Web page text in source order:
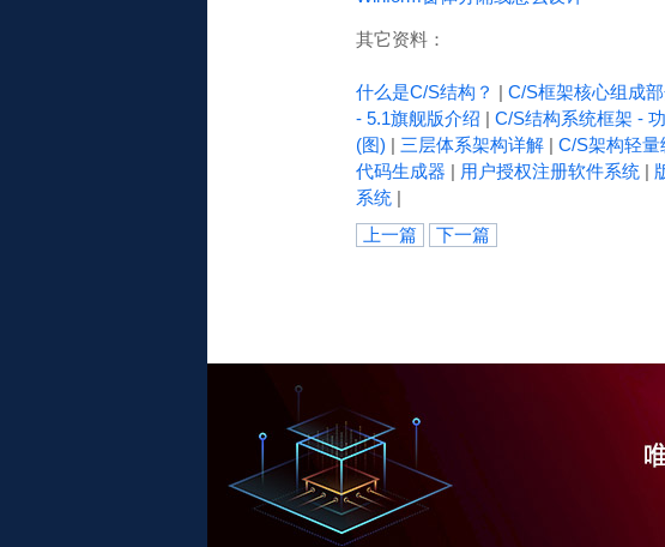
其它资料：
什么是C/S结构？ | C/S框架核心组成
- 5.1旗舰版介绍 | C/S结构系统框架 -
(图) | 三层体系架构详解| C/S架构轻
代码生成器 | 用户授权注册软件系统|
系统|
上一篇
下一篇